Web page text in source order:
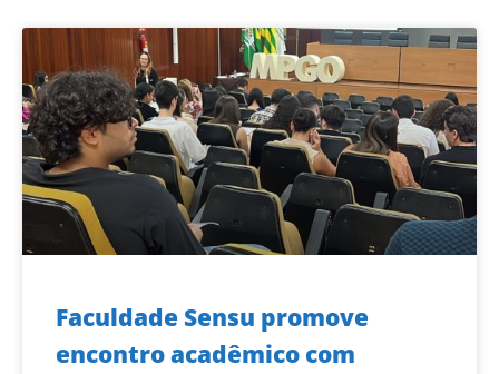
Faculdade Sensu promove
encontro acadêmico com